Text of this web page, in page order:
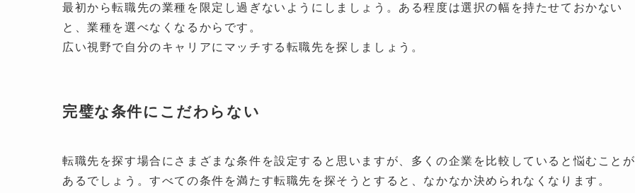
最初から転職先の業種を限定し過ぎないようにしましょう。ある程度は選択の幅を持たせておかない
と、業種を選べなくなるからです。
広い視野で自分のキャリアにマッチする転職先を探しましょう。
完璧な条件にこだわらない
転職先を探す場合にさまざまな条件を設定すると思いますが、多くの企業を比較していると悩むことが
あるでしょう。すべての条件を満たす転職先を探そうとすると、なかなか決められなくなります。